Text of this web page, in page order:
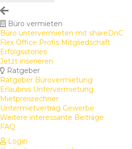
Büro vermieten
Büro untervermieten mit shareDnC
Flex Office Profis Mitgliedschaft
Erfolgsstories
Jetzt inserieren
Ratgeber
Ratgeber Bürovermietung
Erlaubnis Untervermietung
Mietpreisrechner
Untermietvertrag Gewerbe
Weitere interessante Beiträge
FAQ
Login